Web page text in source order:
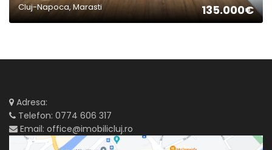
Cluj-Napoca, Marasti 135.000€
Adresa:
Telefon: 0774 606 317
Email: office@imobilicluj.ro